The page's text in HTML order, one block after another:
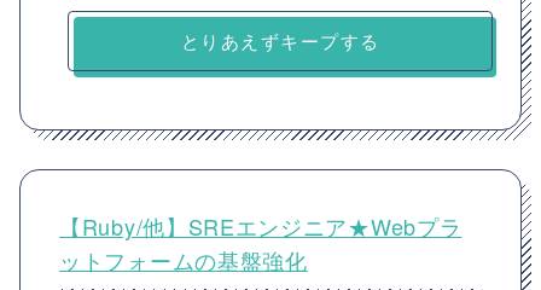
とりあえずキープする
【Ruby/他】SREエンジニア★Webプラ
ットフォームの基盤強化